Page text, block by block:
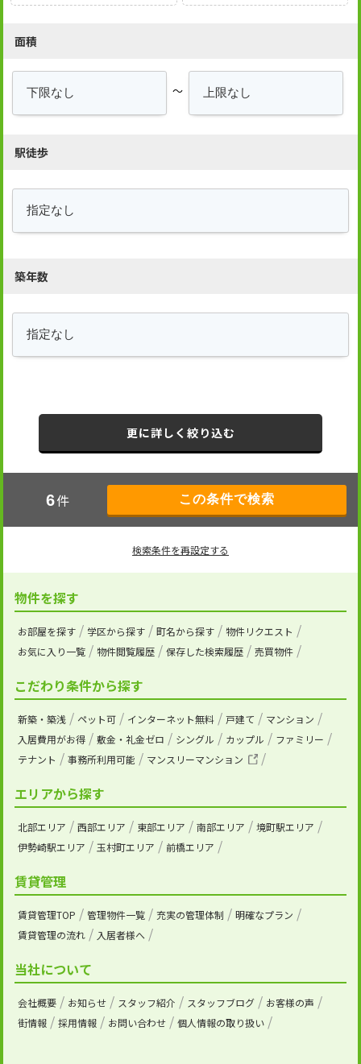
面積
～
駅徒歩
築年数
更に詳しく絞り込む
6件
検索条件を再設定する
物件を探す
お部屋を探す 学区から探す 町名から探す
物件リクエスト
お気に入り一覧
物件閲覧履歴 保存した検索履歴 売買物件
こだわり条件から探す
新築・築浅 ペット可 インターネット無料 戸建て
マンション
入居費用がお得
敷金・礼金ゼロ シングル カップル
ファミリー
テナント
事務所利用可能 マンスリーマンション
エリアから探す
北部エリア 西部エリア 東部エリア 南部エリア
境町駅エリア
伊勢崎駅エリア
玉村町エリア 前橋エリア
賃貸管理
賃貸管理TOP 管理物件一覧 充実の管理体制
明確なプラン
賃貸管理の流れ
入居者様へ
当社について
会社概要 お知らせ スタッフ紹介 スタッフブログ
お客様の声
街情報
採用情報 お問い合わせ 個人情報の取り扱い